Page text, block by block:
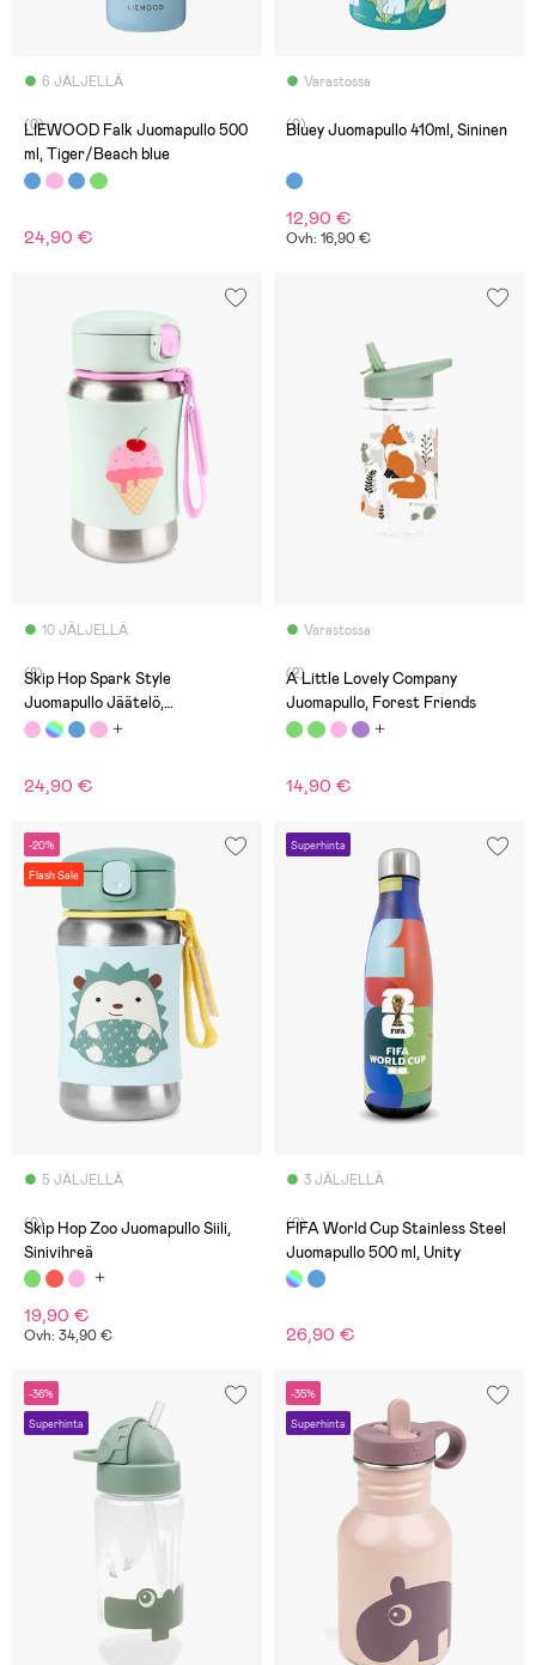
6 JÄLJELLÄ
(0)
LIEWOOD Falk Juomapullo 500
ml, Tiger/Beach blue
24,90 €
Varastossa
(0)
Bluey Juomapullo 410ml, Sininen
12,90 €
Ovh: 16,90 €
10 JÄLJELLÄ
(8)
Skip Hop Spark Style
Juomapullo Jäätelö,
Vaaleanpunainen
24,90 €
Varastossa
(2)
A Little Lovely Company
Juomapullo, Forest Friends
14,90 €
-20%
Flash Sale
5 JÄLJELLÄ
(0)
Skip Hop Zoo Juomapullo Siili,
Sinivihreä
19,90 €
Ovh: 34,90 €
Superhinta
3 JÄLJELLÄ
(0)
FIFA World Cup Stainless Steel
Juomapullo 500 ml, Unity
26,90 €
-36%
Superhinta
-35%
Superhinta